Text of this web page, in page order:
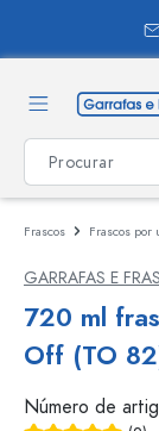
Frascos Frascos por
GARRAFAS E
720 ml
Off (TO
Número de